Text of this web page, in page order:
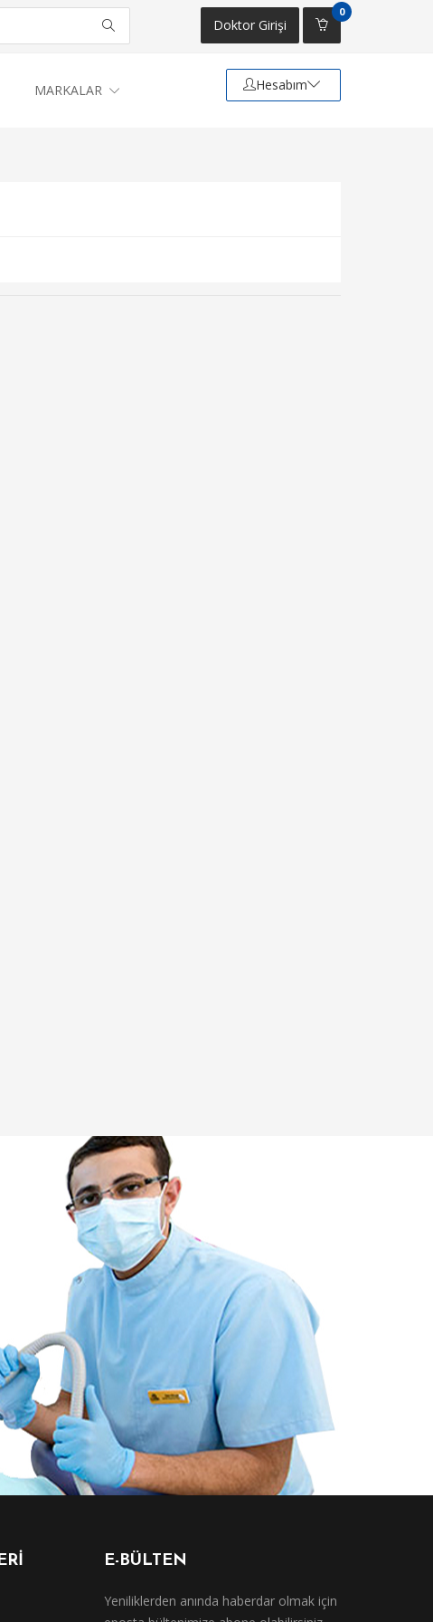
Doktor Girişi
0
MARKALAR Hesabım
E-BÜLTEN
Yeniliklerden anında haberdar olmak için